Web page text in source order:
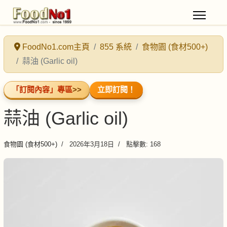
FoodNo1.com主頁 855 系統
食物園 (食材500+)
蒜油 (Garlic oil)
「訂閱內容」專區>> 立即訂閱！
蒜油 (Garlic oil)
食物園 (食材500+) 2026年3月18日 點擊數: 168